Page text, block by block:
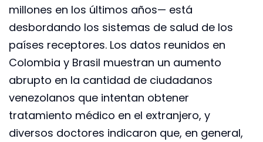
millones en los últimos años— está
desbordando los sistemas de salud de los
países receptores. Los datos reunidos en
Colombia y Brasil muestran un aumento
abrupto en la cantidad de ciudadanos
venezolanos que intentan obtener
tratamiento médico en el extranjero, y
diversos doctores indicaron que, en general,